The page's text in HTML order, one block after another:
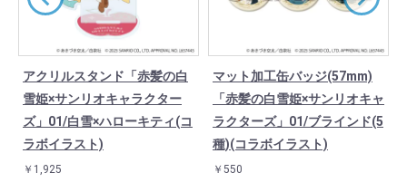
アクリルスタンド「赤髪の白
雪姫×サンリオキャラクター
ズ」01/白雪×ハローキティ(コ
ラボイラスト)
￥1,925
マット加工缶バッジ(57mm)
「赤髪の白雪姫×サンリオキャ
ラクターズ」01/ブラインド(5
種)(コラボイラスト)
￥550